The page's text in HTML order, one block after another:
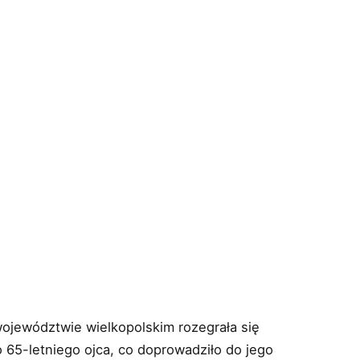
wielkopolskim rozegrała się
letniego ojca, co doprowadziło do jego